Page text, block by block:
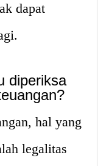
dapat
diperiksa
hal yang
legalitas